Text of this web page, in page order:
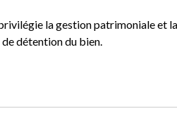
la gestion patrimoniale et
détention du bien.